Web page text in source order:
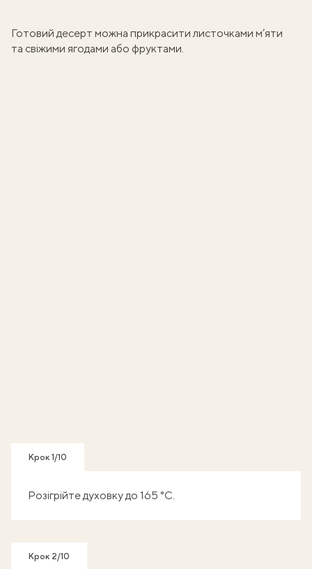
Готовий десерт можна прикрасити листочками м’яти
та свіжими ягодами або фруктами.
Крок 1/10
Розігрійте духовку до 165 °C.
Крок 2/10